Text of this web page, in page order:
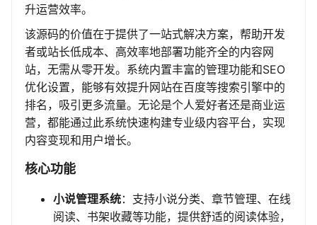
升运营效率。
该源码的价值在于提供了一站式解决方案，帮助开发
者或站长低成本、高效率地部署功能齐全的内容网
站，无需从零开发。系统内置丰富的管理功能和SEO
优化设置，能够有效提升网站在百度等搜索引擎中的
排名，吸引更多流量。无论是个人爱好者还是商业运
营，都能通过此系统快速构建专业级内容平台，实现
内容变现和用户增长。
核心功能
小说管理系统：支持小说分类、章节管理、在线
阅读、书架收藏等功能，提供舒适的阅读体验，